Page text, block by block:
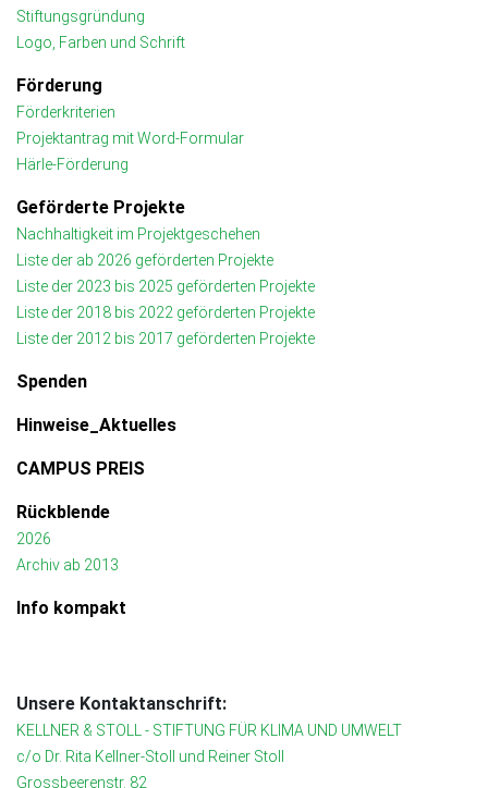
Stiftungsgründung
Logo, Farben und Schrift
Förderung
Förderkriterien
Projektantrag mit Word-Formular
Härle-Förderung
Geförderte Projekte
Nachhaltigkeit im Projektgeschehen
Liste der ab 2026 geförderten Projekte
Liste der 2023 bis 2025 geförderten Projekte
Liste der 2018 bis 2022 geförderten Projekte
Liste der 2012 bis 2017 geförderten Projekte
Spenden
Hinweise_Aktuelles
CAMPUS PREIS
Rückblende
2026
Archiv ab 2013
Info kompakt
Unsere Kontaktanschrift:
KELLNER & STOLL - STIFTUNG FÜR KLIMA UND UMWELT
c/o Dr. Rita Kellner-Stoll und Reiner Stoll
Grossbeerenstr. 82